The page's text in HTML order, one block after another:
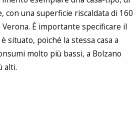
con una superficie riscaldata di 160
È importante specificare il
situato, poiché la stessa casa a
molto più bassi, a Bolzano
alti.